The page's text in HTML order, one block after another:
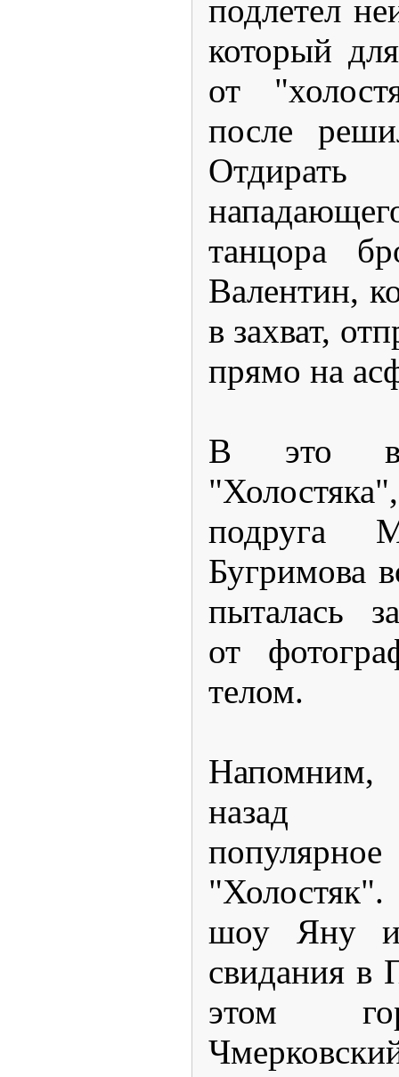
подлетел
который
от
после
танцора
Валентин,
в захват,
прямо на
В это
подруга
Бугримова
пыталась
от
телом.
Напомним,
назад
шоу Яну
свидания в
этом